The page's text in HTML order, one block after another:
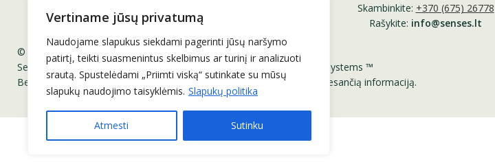
Vertiname jūsų privatumą
Naudojame slapukus siekdami pagerinti jūsų naršymo
patirtį, teikti suasmenintus skelbimus ar turinį ir analizuoti
srautą. Spustelėdami „Priimti viską“ sutinkate su mūsų
slapukų naudojimo taisyklėmis. Slapukų politika
Atmesti Sutinku
el. paštu:info@senses.lt
Skambinkite: +370 (675) 26778
Rašykite: info@senses.lt
© 2011-2025 UAB „Prodeka“. Visos teisės saugomos.
Senses.lt ™ Sensesnails.eu ™ Charme Gel ™ Senses Professional Nail Systems ™
Be UAB „Prodeka“ sutikimo draudžiama kopijuoti ir platinti svetainėje esančią informaciją.